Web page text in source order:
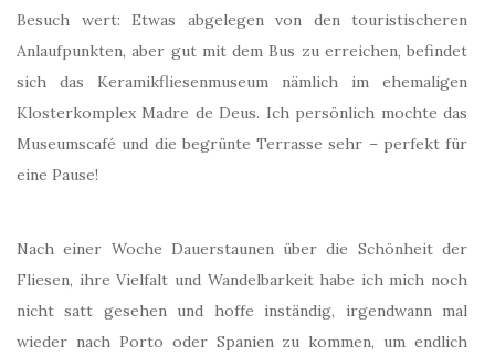
Besuch wert: Etwas abgelegen von den touristischeren
Anlaufpunkten, aber gut mit dem Bus zu erreichen, befindet
sich das Keramikfliesenmuseum nämlich im ehemaligen
Klosterkomplex Madre de Deus. Ich persönlich mochte das
Museumscafé und die begrünte Terrasse sehr – perfekt für
eine Pause!
Nach einer Woche Dauerstaunen über die Schönheit der
Fliesen, ihre Vielfalt und Wandelbarkeit habe ich mich noch
nicht satt gesehen und hoffe inständig, irgendwann mal
wieder nach Porto oder Spanien zu kommen, um endlich